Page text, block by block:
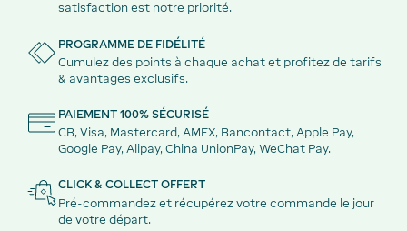
satisfaction est notre priorité.
PROGRAMME DE FIDÉLITÉ
Cumulez des points à chaque achat et profitez de tarifs
& avantages exclusifs.
PAIEMENT 100% SÉCURISÉ
CB, Visa, Mastercard, AMEX, Bancontact, Apple Pay,
Google Pay, Alipay, China UnionPay, WeChat Pay.
CLICK & COLLECT OFFERT
Pré-commandez et récupérez votre commande le jour
de votre départ.